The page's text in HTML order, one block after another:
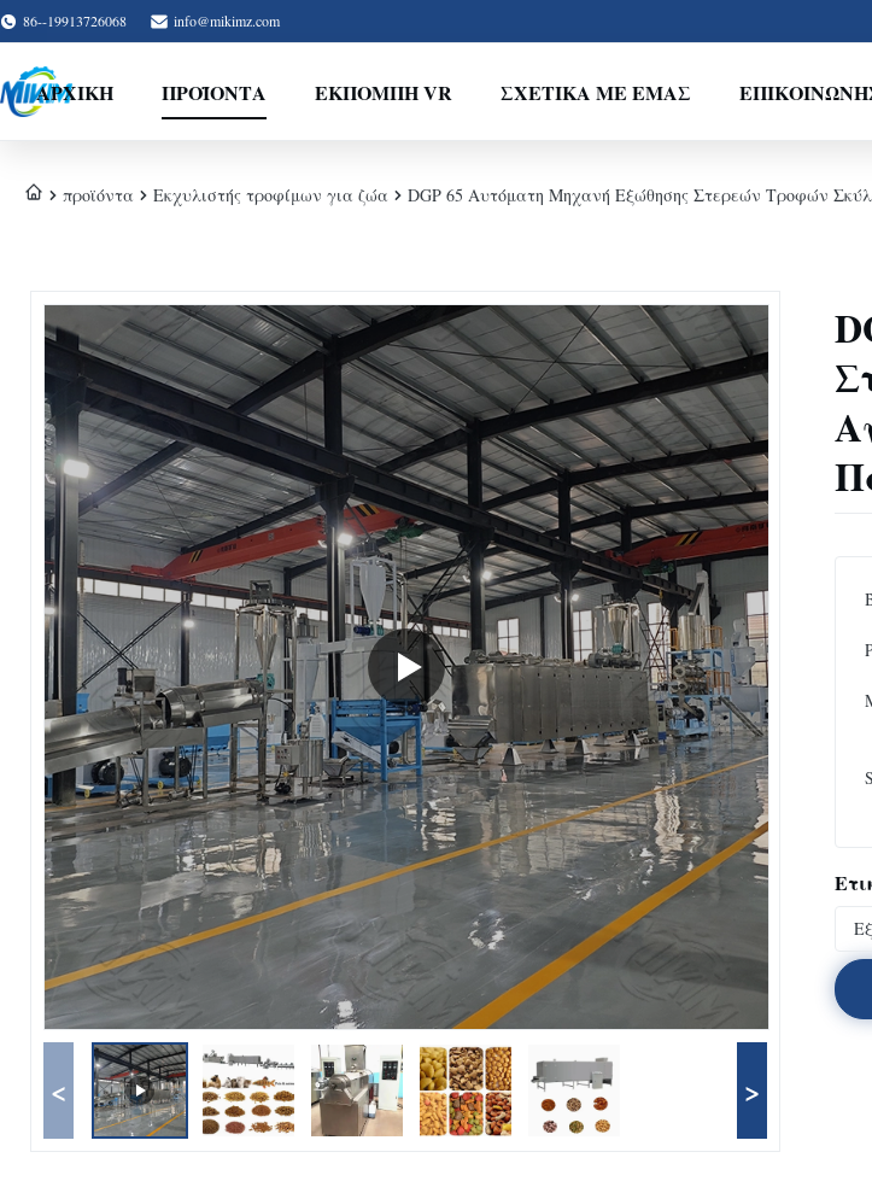
86--19913726068 info@mikimz.com
ΑΡΧΙΚΉ ΠΡΟΪΌΝΤΑ ΕΚΠΟΜΠΉ VR ΣΧΕΤΙΚΆ ΜΕ ΕΜΆΣ
προϊόντα Εκχυλιστής τροφίμων για ζώα DGP 65 Αυτόματη Μηχανή Εξώθησης Στερεών Τροφών
< >